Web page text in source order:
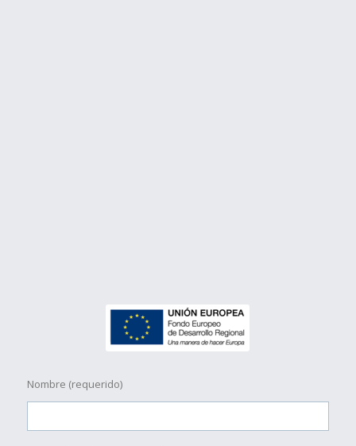
Nombre (requerido)